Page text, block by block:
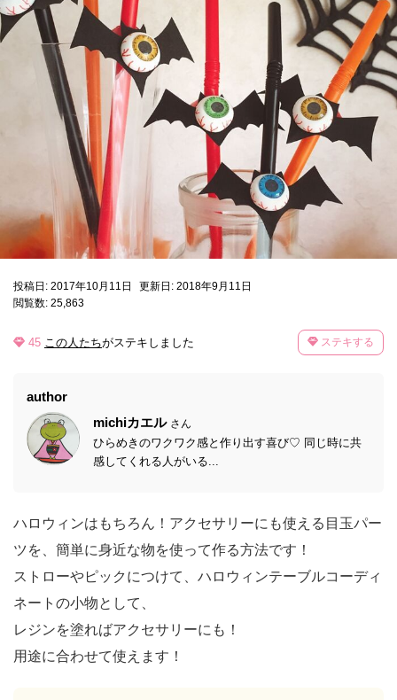
投稿日: 2017年10月11日
更新日: 2018年9月11日
閲覧数: 25,863
45 この人たちがステキしました ステキする
author
michiカエル さん
ひらめきのワクワク感と作り出す喜び♡ 同じ時に共
感してくれる人がいる...
ハロウィンはもちろん！アクセサリーにも使える目玉パー
ツを、簡単に身近な物を使って作る方法です！
ストローやピックにつけて、ハロウィンテーブルコーディ
ネートの小物として、
レジンを塗ればアクセサリーにも！
用途に合わせて使えます！